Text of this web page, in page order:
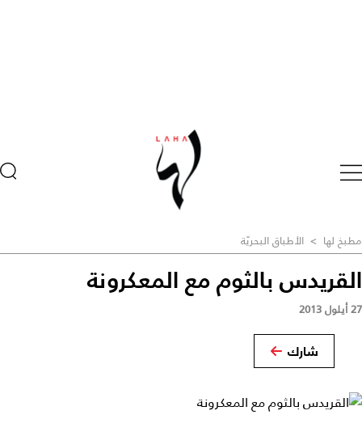
مطبخ لها > الأطباق البحريّة
القريدس بالثوم مع المعكرونة
27 أيلول 2013
شارك